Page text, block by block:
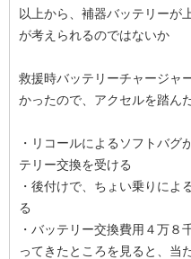
以上から、補器バッテリーが
が考えられるのではないか
救援時バッテリーチャージャ
かったので、アクセルを踏ん
・リコールによるソフトバグ
テリー交換を受ける
・後付けで、ちょい乗りによ
る
・バッテリー交換費用４万８
ってきたところを見ると、当